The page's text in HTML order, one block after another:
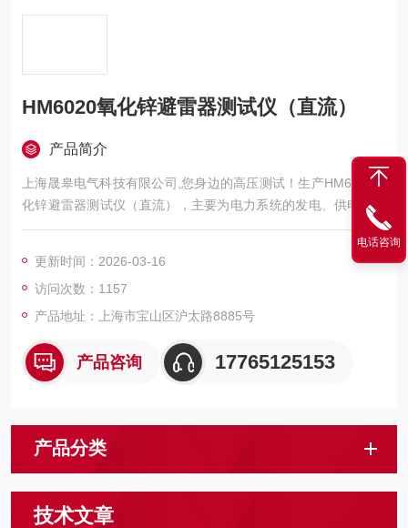
HM6020氧化锌避雷器测试仪（直流）
产品简介
上海晟皋电气科技有限公司,您身边的高压测试！生产HM6020氧
化锌避雷器测试仪（直流），主要为电力系统的发电、供电、用
电部门，科研机构与电力设备相关的生产企业，提供的高压试验
更新时间：2026-03-16
访问次数：1157
产品地址：上海市宝山区沪太路8885号
产品咨询 17765125153
产品分类
技术文章
电话咨询